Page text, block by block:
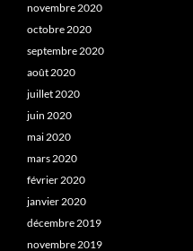
novembre 2020
octobre 2020
septembre 2020
août 2020
juillet 2020
juin 2020
mai 2020
mars 2020
février 2020
janvier 2020
décembre 2019
novembre 2019